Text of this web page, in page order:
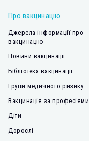
Про вакцинацію
Джерела інформації про
вакцинацію
Новини вакцинації
Бібліотека вакцинації
Групи медичного ризику
Вакцинація за професіями
Діти
Дорослі